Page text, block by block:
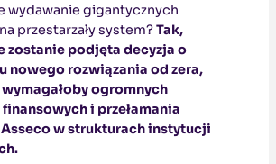
wydawanie gigantycznych
przestarzały system?Tak,
zostanie podjęta decyzja o
nowego rozwiązania od zera,
ogromnych
finansowych i przełamania
w strukturach instytucji